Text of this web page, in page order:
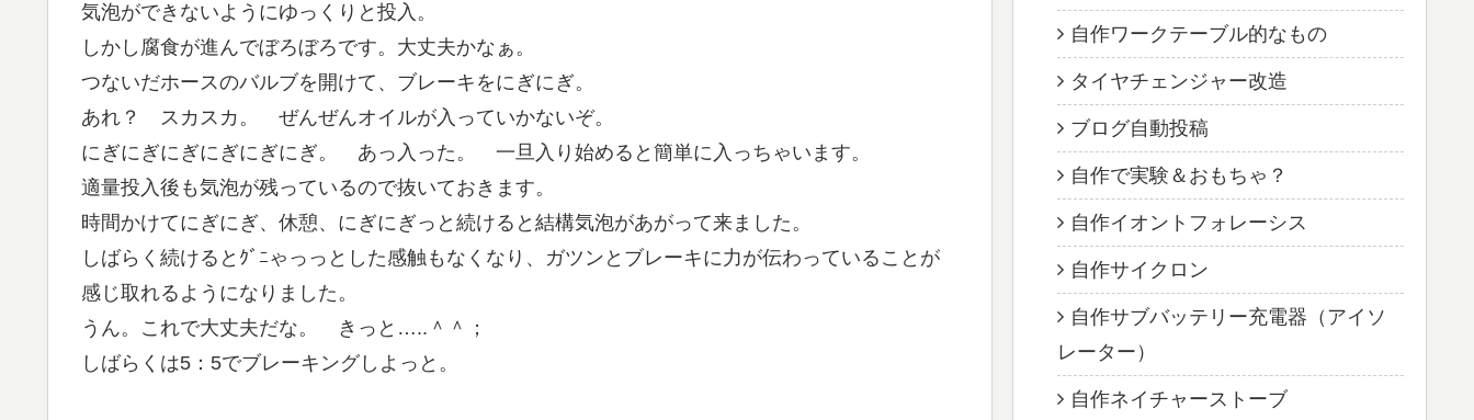
気泡ができないようにゆっくりと投入。
しかし腐食が進んでぼろぼろです。大丈夫かなぁ。
つないだホースのバルブを開けて、ブレーキをにぎにぎ。
あれ？ スカスカ。 ぜんぜんオイルが入っていかないぞ。
にぎにぎにぎにぎにぎにぎ。 あっ入った。 一旦入り始めると簡単に入っちゃいます。
適量投入後も気泡が残っているので抜いておきます。
時間かけてにぎにぎ、休憩、にぎにぎっと続けると結構気泡があがって来ました。
しばらく続けるとｸﾞﾆゃっっとした感触もなくなり、ガツンとブレーキに力が伝わっていることが
感じ取れるようになりました。
うん。これで大丈夫だな。 きっと…..＾＾；
しばらくは5：5でブレーキングしよっと。
自作ワークテーブル的なもの
タイヤチェンジャー改造
ブログ自動投稿
自作で実験＆おもちゃ？
自作イオントフォレーシス
自作サイクロン
自作サブバッテリー充電器（アイソ
レーター）
自作ネイチャーストーブ